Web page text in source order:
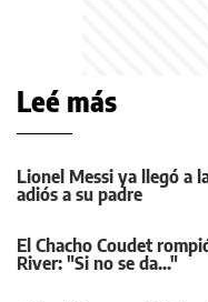
Leé más
Lionel Messi ya llegó a
adiós a su padre
El Chacho Coudet
River: "Si no se da..."